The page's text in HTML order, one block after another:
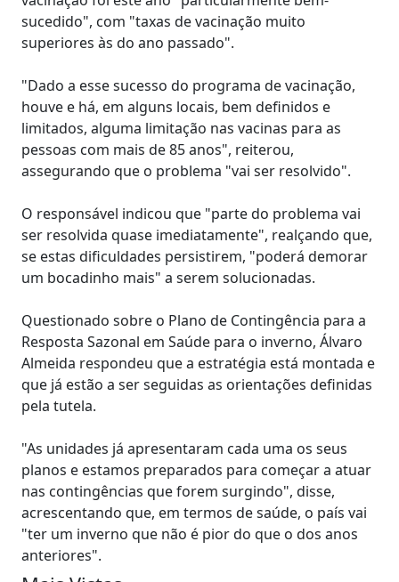
sucedido", com "taxas de vacinação muito
superiores às do ano passado".
"Dado a esse sucesso do programa de vacinação,
houve e há, em alguns locais, bem definidos e
limitados, alguma limitação nas vacinas para as
pessoas com mais de 85 anos", reiterou,
assegurando que o problema "vai ser resolvido".
O responsável indicou que "parte do problema vai
ser resolvida quase imediatamente", realçando que,
se estas dificuldades persistirem, "poderá demorar
um bocadinho mais" a serem solucionadas.
Questionado sobre o Plano de Contingência para a
Resposta Sazonal em Saúde para o inverno, Álvaro
Almeida respondeu que a estratégia está montada e
que já estão a ser seguidas as orientações definidas
pela tutela.
"As unidades já apresentaram cada uma os seus
planos e estamos preparados para começar a atuar
nas contingências que forem surgindo", disse,
acrescentando que, em termos de saúde, o país vai
"ter um inverno que não é pior do que o dos anos
anteriores".